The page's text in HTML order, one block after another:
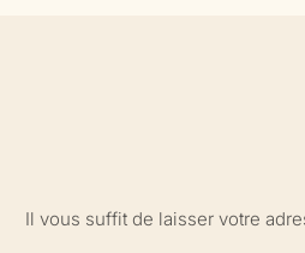
Il vous suffit de laisser votre